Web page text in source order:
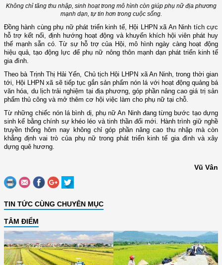
Không chỉ tăng thu nhập, sinh hoạt trong mô hình còn giúp phụ nữ địa phương
mạnh dạn, tự tin hơn trong cuộc sống.
Đồng hành cùng phụ nữ phát triển kinh tế, Hội LHPN xã An Ninh tích cực
hỗ trợ kết nối, định hướng hoạt động và khuyến khích hội viên phát huy
thế mạnh sẵn có. Từ sự hỗ trợ của Hội, mô hình ngày càng hoạt động
hiệu quả, tạo động lực để phụ nữ nông thôn mạnh dạn phát triển kinh tế
gia đình.
Theo bà Trịnh Thị Hải Yến, Chủ tịch Hội LHPN xã An Ninh, trong thời gian
tới, Hội LHPN xã sẽ tiếp tục gắn sản phẩm nón lá với hoạt động quảng bá
văn hóa, du lịch trải nghiệm tại địa phương, góp phần nâng cao giá trị sản
phẩm thủ công và mở thêm cơ hội việc làm cho phụ nữ tại chỗ.
Từ những chiếc nón lá bình dị, phụ nữ An Ninh đang từng bước tạo dựng
sinh kế bằng chính sự khéo léo và tinh thần đổi mới. Hành trình giữ nghề
truyền thống hôm nay không chỉ góp phần nâng cao thu nhập mà còn
khẳng định vai trò của phụ nữ trong phát triển kinh tế gia đình và xây
dựng quê hương.
Vũ Vân
TIN TỨC CÙNG CHUYÊN MỤC
TÂM ĐIỂM